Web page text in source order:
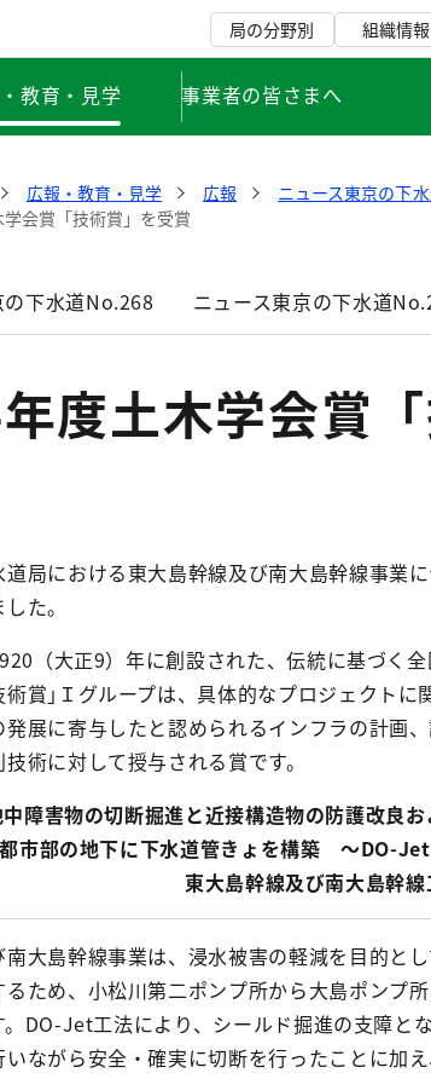
局の分野別 組織情報
教育・見学 事業者の皆さまへ
広報・教育・見学 広報 ニュース東京の下
会賞「技術賞」を受賞
の下水道No.268 ニュース東京の下水道
度土木学会賞
道局における東大島幹線及び南大島幹線事業
た。
（大正9）年に創設された、伝統に基づく
術賞｣Ｉグループは、具体的なプロジェクト
発展に寄与したと認められるインフラの計画
術に対して授与される賞です。
障害物の切断掘進と近接構造物の防護改良
市部の地下に下水道管きょを構築 ～DO-
東大島幹線及び南大島幹線
南大島幹線事業は、浸水被害の軽減を目的と
るため、小松川第二ポンプ所から大島ポンプ
DO-Jet工法により、シールド掘進の支障と
いながら安全・確実に切断を行ったことに加